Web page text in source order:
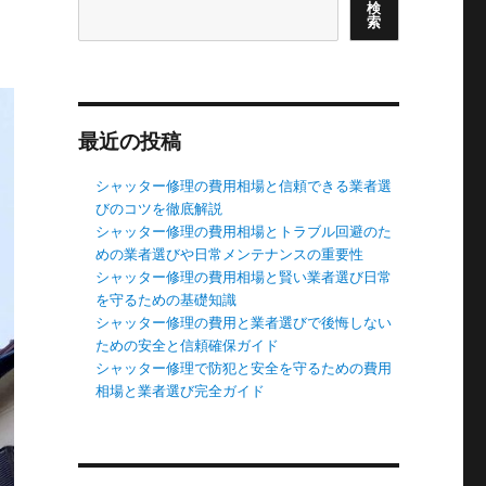
検
索
最近の投稿
シャッター修理の費用相場と信頼できる業者選
びのコツを徹底解説
シャッター修理の費用相場とトラブル回避のた
めの業者選びや日常メンテナンスの重要性
シャッター修理の費用相場と賢い業者選び日常
を守るための基礎知識
シャッター修理の費用と業者選びで後悔しない
ための安全と信頼確保ガイド
シャッター修理で防犯と安全を守るための費用
相場と業者選び完全ガイド